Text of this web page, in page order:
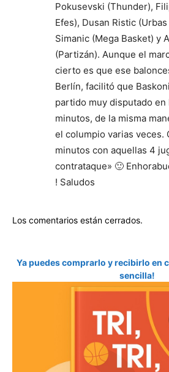
Pokusevski (Thunder),
Efes), Dusan Ristic
Simanic (Mega Basket) y
(Partizán). Aunque el
cierto es que ese
Berlín, facilitó que
partido muy disputado en
minutos, de la misma
el columpio varias veces.
minutos con aquellas 4
contrataque» 🙂
! Saludos
Los comentarios están cerrados.
Ya puedes comprarlo y recibirlo en
sencilla!